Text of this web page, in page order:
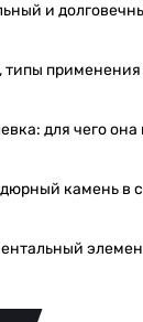
и
типы
для чего
камень в